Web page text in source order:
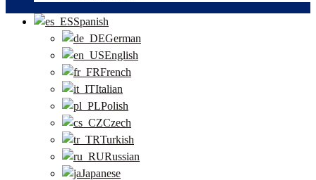
Spanish
German
English
French
Italian
Polish
Czech
Turkish
Russian
Japanese